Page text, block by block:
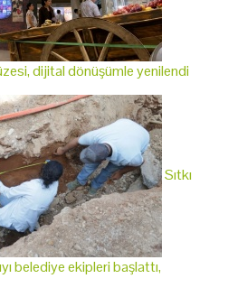
dijital dönüşümle yenilendi
Sıtkı
belediye ekipleri başlattı,